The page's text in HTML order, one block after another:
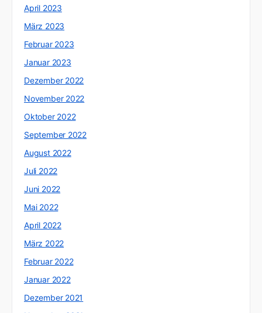
April 2023
März 2023
Februar 2023
Januar 2023
Dezember 2022
November 2022
Oktober 2022
September 2022
August 2022
Juli 2022
Juni 2022
Mai 2022
April 2022
März 2022
Februar 2022
Januar 2022
Dezember 2021